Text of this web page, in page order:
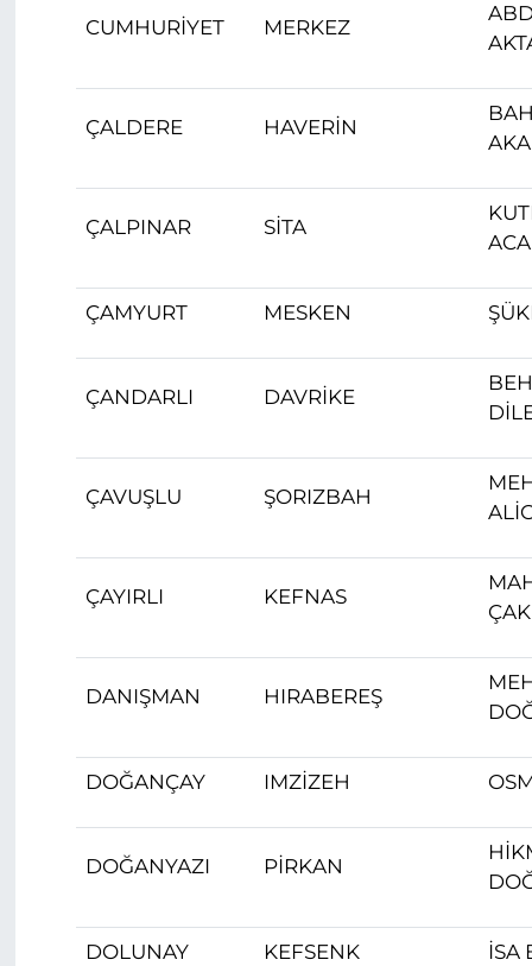
CUMHURİYET MERKEZ
ÇALDERE HAVERİN
ÇALPINAR SİTA
ÇAMYURT MESKEN
ÇANDARLI DAVRİKE
ÇAVUŞLU ŞORIZBAH
ÇAYIRLI KEFNAS
DANIŞMAN HIRABEREŞ
DOĞANÇAY IMZİZEH
DOĞANYAZI PİRKAN
DOLUNAY KEFSENK İSA